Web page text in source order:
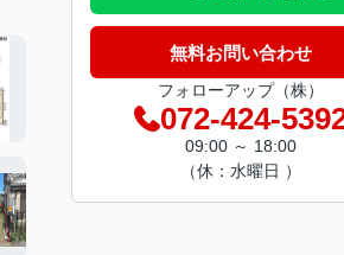
無料お問い合わせ
フォローアップ（株）
072-424-
09:00 ～ 18:00
（休：水曜日 ）